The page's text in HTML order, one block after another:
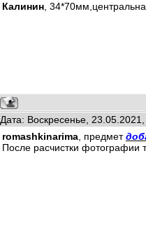
Калинин ,
Дата: Воскресенье,
romashkinarima , предмет
После расчистки фотографии